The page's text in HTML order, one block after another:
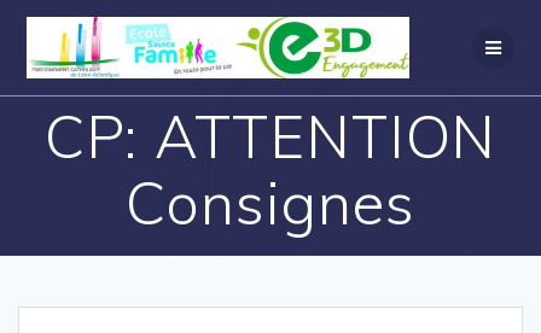
CP: ATTENTION
Consignes